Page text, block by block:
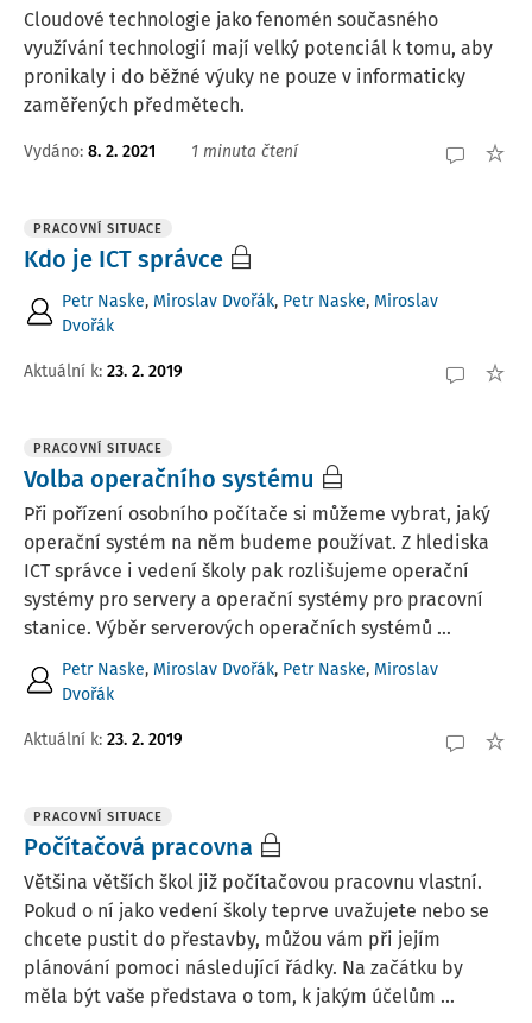
Cloudové technologie jako fenomén současného
využívání technologií mají velký potenciál k tomu, aby
pronikaly i do běžné výuky ne pouze v informaticky
zaměřených předmětech.
Vydáno: 8. 2. 2021 1 minuta čtení
PRACOVNÍ SITUACE
Kdo je ICT správce
Petr Naske, Miroslav Dvořák, Petr Naske, Miroslav
Dvořák
Aktuální k: 23. 2. 2019
PRACOVNÍ SITUACE
Volba operačního systému
Při pořízení osobního počítače si můžeme vybrat, jaký
operační systém na něm budeme používat. Z hlediska
ICT správce i vedení školy pak rozlišujeme operační
systémy pro servery a operační systémy pro pracovní
stanice. Výběr serverových operačních systémů ...
Petr Naske, Miroslav Dvořák, Petr Naske, Miroslav
Dvořák
Aktuální k: 23. 2. 2019
PRACOVNÍ SITUACE
Počítačová pracovna
Většina větších škol již počítačovou pracovnu vlastní.
Pokud o ní jako vedení školy teprve uvažujete nebo se
chcete pustit do přestavby, můžou vám při jejím
plánování pomoci následující řádky. Na začátku by
měla být vaše představa o tom, k jakým účelům ...